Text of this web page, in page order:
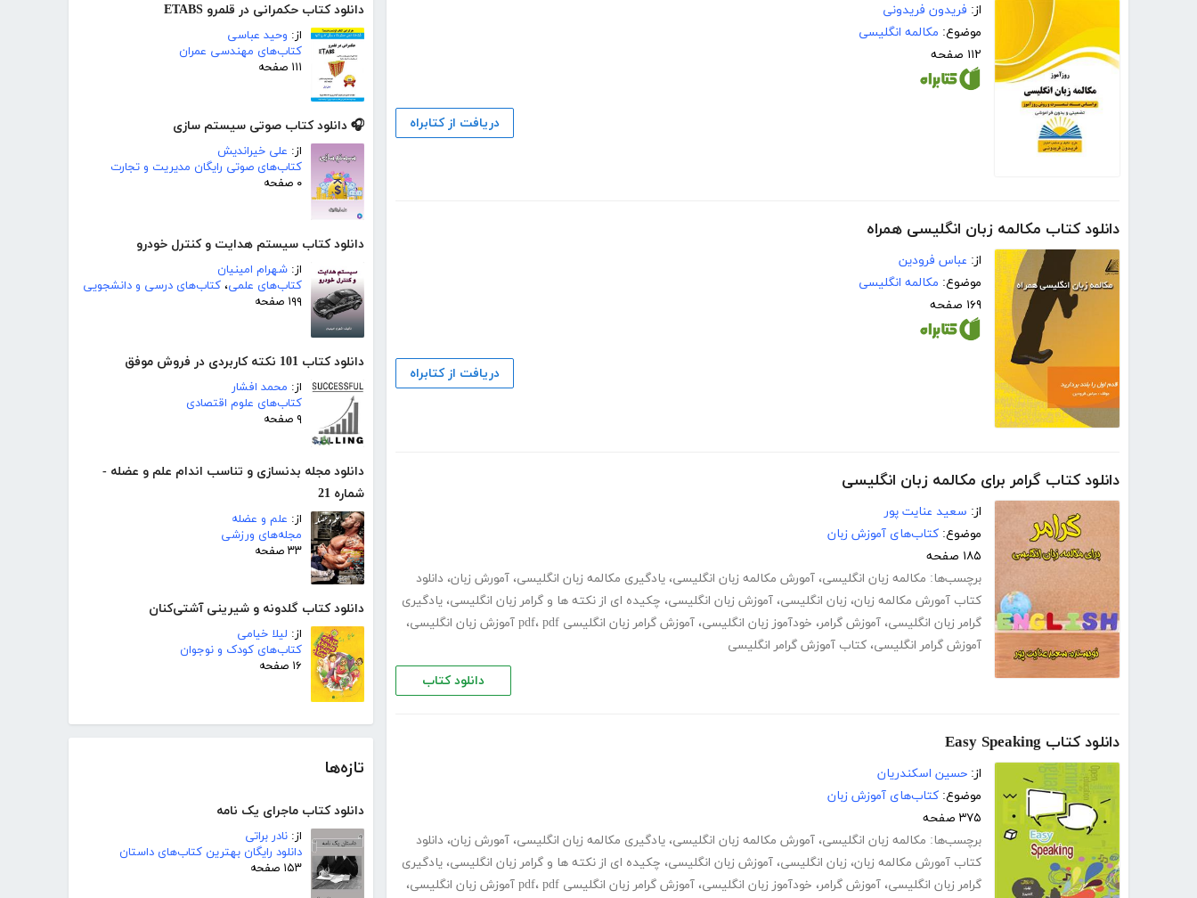
دانلود کتاب حکمرانی در قلمرو ETABS
از: وحید عباسی
کتاب‌های مهندسی عمران
۱۱۱ صفحه
🎧 دانلود کتاب صوتی سیستم سازی
از: علی خیراندیش
کتاب‌های صوتی رایگان مدیریت و تجارت
۰ صفحه
دانلود کتاب سیستم هدایت و کنترل خودرو
از: شهرام امینیان
کتاب‌های علمی، کتاب‌های درسی و دانشجویی
۱۹۹ صفحه
دانلود کتاب 101 نکته کاربردی در فروش موفق
از: محمد افشار
کتاب‌های علوم اقتصادی
۹ صفحه
دانلود مجله بدنسازی و تناسب اندام علم و عضله -
شماره 21
از: علم و عضله
مجله‌های ورزشی
۳۳ صفحه
دانلود کتاب گلدونه و شیرینی آشتی‌کنان
از: لیلا خیامی
کتاب‌های کودک و نوجوان
۱۶ صفحه
تازه‌ها
دانلود کتاب ماجرای یک نامه
از: نادر براتی
دانلود رایگان بهترین کتاب‌های داستان
۱۵۳ صفحه
از: فریدون فریدونی
موضوع: مکالمه انگلیسی
۱۱۲ صفحه
دریافت از کتابراه
دانلود کتاب مکالمه زبان انگلیسی همراه
از: عباس فرودین
موضوع: مکالمه انگلیسی
۱۶۹ صفحه
دریافت از کتابراه
دانلود کتاب گرامر برای مکالمه زبان انگلیسی
از: سعید عنایت پور
موضوع: کتاب‌های آموزش زبان
۱۸۵ صفحه
برچسب‌ها: مکالمه زبان انگلیسی، آمورش مکالمه زبان انگلیسی، یادگیری مکالمه زبان انگلیسی، آمورش زبان، دانلود
کتاب آمورش مکالمه زبان، زبان انگلیسی، آموزش زبان انگلیسی، چکیده ای از نکته ها و گرامر زبان انگلیسی، یادگیری
گرامر زبان انگلیسی، آموزش گرامر، خودآموز زبان انگلیسی، آموزش گرامر زبان انگلیسی pdf ، pdf آموزش زبان انگلیسی
،
آموزش گرامر انگلیسی، کتاب آموزش گرامر انگلیسی
دانلود کتاب
دانلود کتاب Easy Speaking
از: حسین اسکندریان
موضوع: کتاب‌های آموزش زبان
۳۷۵ صفحه
برچسب‌ها: مکالمه زبان انگلیسی، آمورش مکالمه زبان انگلیسی، یادگیری مکالمه زبان انگلیسی، آمورش زبان، دانلود
کتاب آمورش مکالمه زبان، زبان انگلیسی، آموزش زبان انگلیسی، چکیده ای از نکته ها و گرامر زبان انگلیسی، یادگیری
گرامر زبان انگلیسی، آموزش گرامر، خودآموز زبان انگلیسی، آموزش گرامر زبان انگلیسی pdf ، pdf آموزش زبان انگلیسی
،